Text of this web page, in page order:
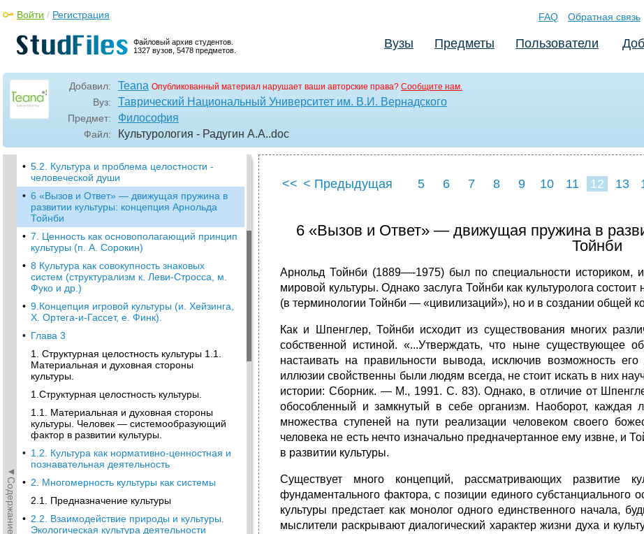
Файловый архив студентов.
1327 вузов, 5478 предметов.
Войти / Регистрация FAQ Обратная связь
Вузы Предметы Пользователи
Добавил: Teana Опубликованный материал нарушает ваши авторские права? Сообщите нам.
Вуз: Таврический Национальный Университет им. В.И. Вернадского
Предмет: Философия
Файл: Культурология - Радугин А.А..doc
◄Содержание◄
философии Бердяева
3.1. Свободный человеческий дух как творец
кулътуры.
человека: концепция Фрейда
• 5. Культура и коллективное
бессознательное: концепция Карла Густава
Юнга
5.1. Коллективное бессознательное и его
архетипы
• 5.2. Культура и проблема целостности -
человеческой души
• 6 «Вызов и Ответ» — движущая пружина в
развитии культуры: концепция Арнольда
Тойнби
• 7. Ценность как основополагающий принцип
культуры (п. А. Сорокин)
• 8 Культура как совокупность знаковых
систем (структурализм к. Леви-Стросса, м.
Фуко и др.)
• 9.Концепция игровой культуры (и. Хейзинга,
X. Ортега-и-Гассет, е. Финк).
• Глава 3
1. Структурная целостность культуры 1.1.
Материальная и духовная стороны
культуры.
1.Структурная целостность культуры.
1.1. Материальная и духовная стороны
культуры. Человек — системообразующий
фактор в развитии культуры.
• 1.2. Культура как нормативно-ценностная и
познавательная деятельность
• 2. Многомерность культуры как системы
2.1. Предназначение культуры
• 2.2. Взаимодействие природы и культуры.
Экологическая культура деятельности
<< < Предыдущая 5 6 7 8 9 10 11 12 13
6 «Вызов и Ответ» — движущая пружина в
Тойнби
Арнольд Тойнби (1889—-1975) был по специальности историком,
мировой культу­ры. Однако заслуга Тойнби как культуролога
(в терминологии Тойнби — «цивилизаций»), но и в создании общей
Как и Шпенглер, Тойнби исходит из существования многих
собствен­ной истиной. «...Утверждать, что ныне существующее
настаивать на правильности вывода, исключив возможность
иллюзии свойственны были людям всегда, не сто­ит искать в них
истории: Сборник. — М., 1991. С. 83). Однако, в отличие от
обо­собленный и замкнутый в себе организм. Наоборот, каждая
множества ступеней на пути реализации человеком своего
человека не есть нечто изначально пред­начертанное ему извне, и
в развитии культуры.
Существует много концепций, рассматривающих развитие
фундаментального фактора, с позиции единого субстанциального
культуры предстает как монолог одного единственного начала,
мыслители раскрывают диалогический характер жизни духа и